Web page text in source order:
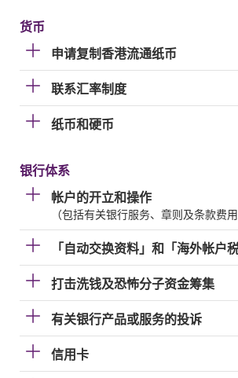
货币
申请复制香港流通纸币
联系汇率制度
纸币和硬币
银行体系
帐户的开立和操作
（包括有关银行服务、章则及条款费
「自动交换资料」和「海外帐户
打击洗钱及恐怖分子资金筹集
有关银行产品或服务的投诉
信用卡